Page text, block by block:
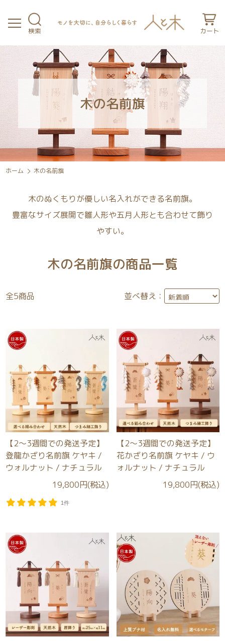
検索 カート
木の名前旗
ホーム 木の名前旗
木のぬくもりが優しい名入れができる名前旗。
豊富なサイズ展開で雛人形や五月人形とも合わせて飾り
やすい。
木の名前旗の商品一覧
全5商品 並べ替え：
【2～3週間での発送予定】
登龍かざり名前旗 ケヤキ /
ウォルナット / ナチュラル
19,800円(税込)
1件
【2～3週間での発送予定】
花かざり名前旗 ケヤキ / ウ
ォルナット / ナチュラル
19,800円(税込)